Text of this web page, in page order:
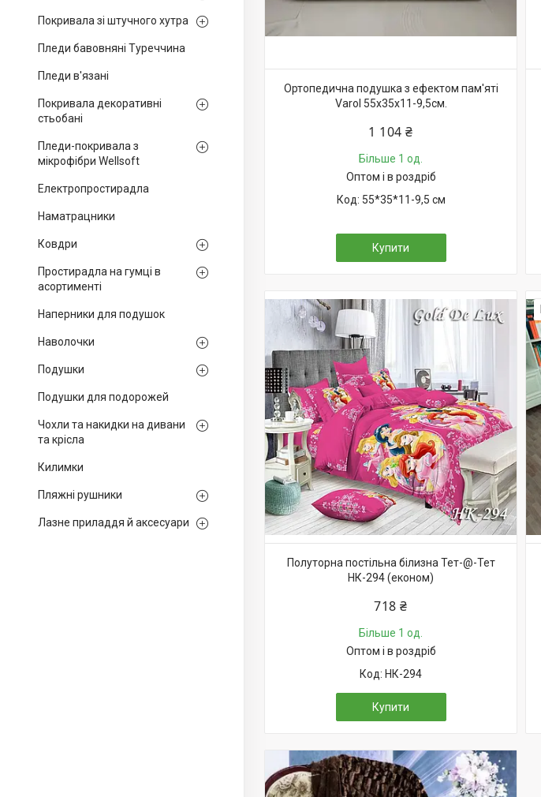
Покривала зі штучного хутра
Пледи бавовняні Туреччина
Пледи в'язані
Покривала декоративні
стьобані
Пледи-покривала з
мікрофібри Wellsoft
Електропростирадла
Наматрацники
Ковдри
Простирадла на гумці в
асортименті
Наперники для подушок
Наволочки
Подушки
Подушки для подорожей
Чохли та накидки на дивани
та крісла
Килимки
Пляжні рушники
Лазне приладдя й аксесуари
Ортопедична подушка з ефектом пам'яті
Varol 55х35х11-9,5см.
1 104 ₴
Більше 1 од.
Оптом і в роздріб
55*35*11-9,5 см
Купити
Полуторна постільна білизна Тет-@-Тет
НК-294 (економ)
718 ₴
Більше 1 од.
Оптом і в роздріб
НК-294
Купити